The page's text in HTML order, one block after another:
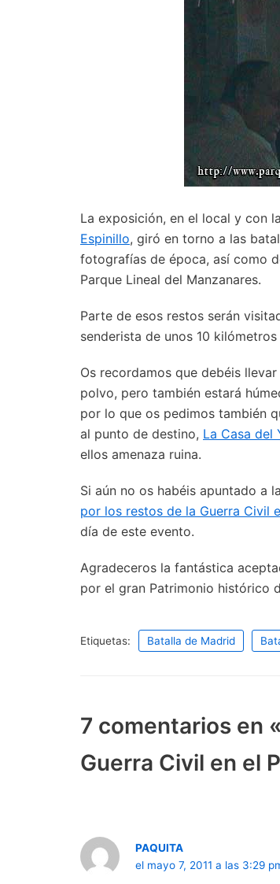
La exposición, en el local y con
Espinillo, giró en torno a las
fotografías de época, así como
Parque Lineal del Manzanares.
Parte de esos restos serán
senderista de unos 10
Os recordamos que debéis
polvo, pero también estará
por lo que os pedimos también
al punto de destino, La Casa del
ellos amenaza ruina.
Si aún no os habéis apuntado a
por los restos de la Guerra Civil
día de este evento.
Agradeceros la fantástica
por el gran Patrimonio histórico
Etiquetas: Batalla de Madrid
7 comentarios en
Guerra Civil en el
PAQUITA
el mayo 7, 2011 a las 3:29